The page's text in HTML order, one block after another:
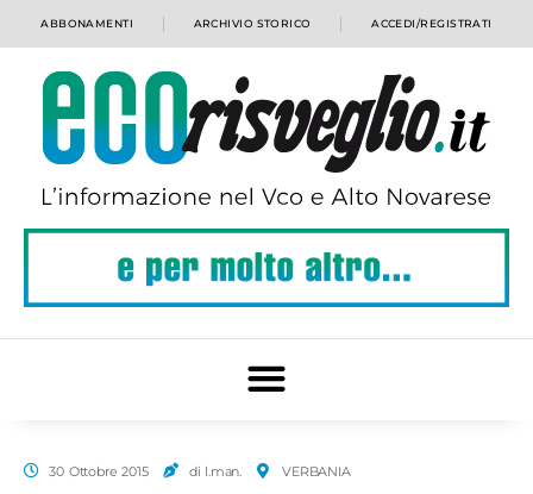
ABBONAMENTI ARCHIVIO STORICO ACCEDI/REGISTRATI
30 Ottobre 2015 di l.man. VERBANIA